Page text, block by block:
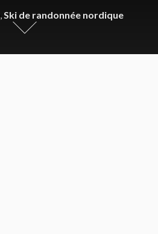
,Ski de randonnée nordique